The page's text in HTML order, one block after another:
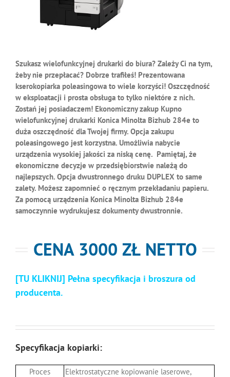
Szukasz wielofunkcyjnej drukarki do biura? Zależy Ci na tym,
żeby nie przepłacać? Dobrze trafiłeś! Prezentowana
kserokopiarka poleasingowa to wiele korzyści! Oszczędność
w eksploatacji i prosta obsługa to tylko niektóre z nich.
Zostań jej posiadaczem! Ekonomiczny zakup Kupno
wielofunkcyjnej drukarki Konica Minolta Bizhub 284e to
duża oszczędność dla Twojej firmy. Opcja zakupu
poleasingowego jest korzystna. Umożliwia nabycie
urządzenia wysokiej jakości za niską cenę. Pamiętaj, że
ekonomiczne decyzje w przedsiębiorstwie należą do
najlepszych. Opcja dwustronnego druku DUPLEX to same
zalety. Możesz zapomnieć o ręcznym przekładaniu papieru.
Za pomocą urządzenia Konica Minolta Bizhub 284e
samoczynnie wydrukujesz dokumenty dwustronnie.
CENA 3000 ZŁ NETTO
[TU KLIKNIJ] Pełna specyfikacja i broszura od
producenta.
Specyfikacja kopiarki:
Proces
Elektrostatyczne kopiowanie laserowe,